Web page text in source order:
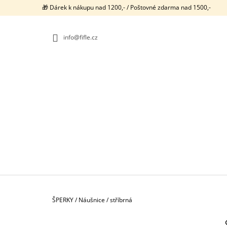
🎁 Dárek k nákupu nad 1200,- / Poštovné zdarma nad 1500,-
info@fifle.cz
Domů
ŠPERKY/ Náušnice/stříbrná
O